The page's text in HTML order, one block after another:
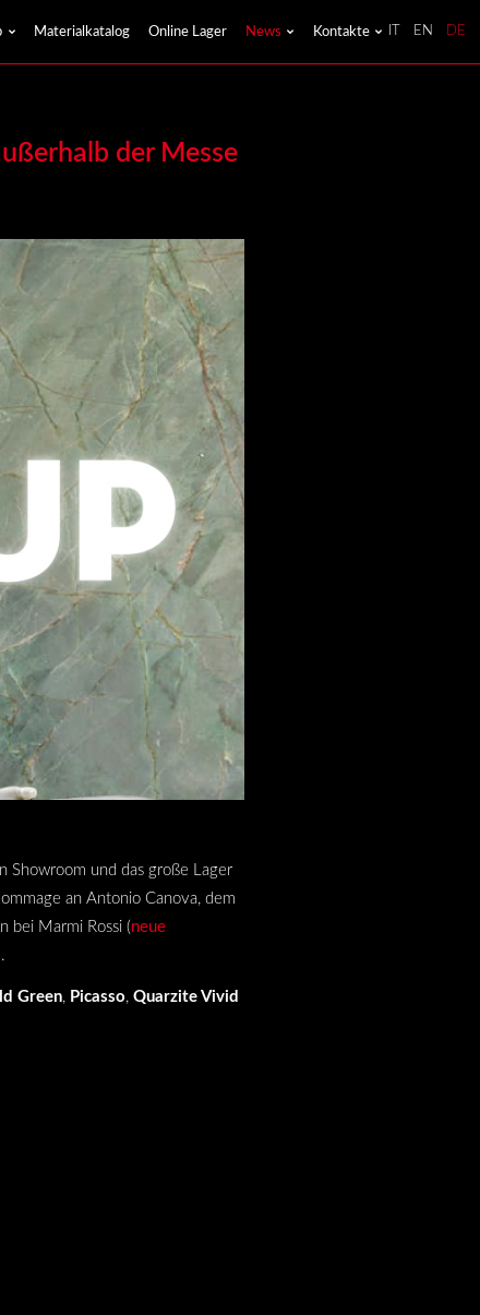
Materialkatalog Online Lager News Kontakte EN DE
der Messe
Showroom und das große Lager
an Antonio Canova, dem
bei Marmi Rossi (neue
Green, Picasso, Quarzite Vivid